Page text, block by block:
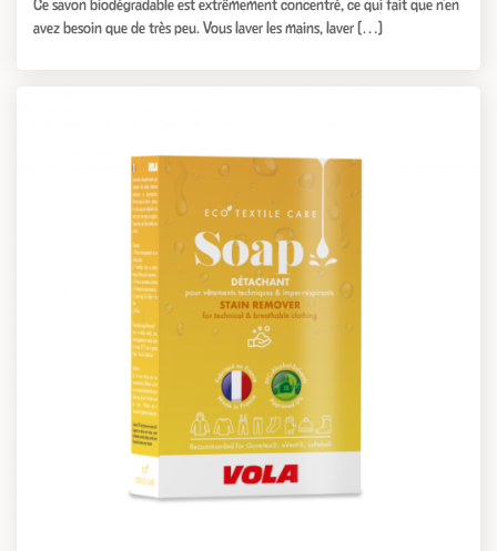
avez besoin que de très peu. Vous laver les mains, laver […]